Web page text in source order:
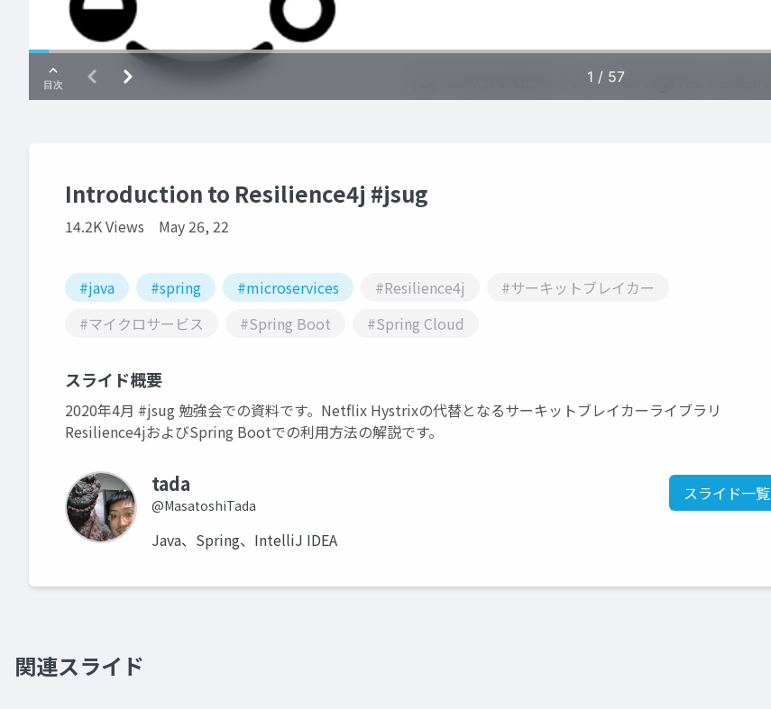
Introduction to Resilience4j #jsug
14.2K Views May 26, 22
#java #spring #microservices #Resilience4j
#サーキットブレイカー
#マイクロサービス
#Spring Boot #Spring Cloud
スライド概要
2020年4月 #jsug 勉強会での資料です。Netflix Hystrixの代替となるサーキットブレイカーライブラリ
Resilience4jおよびSpring Bootでの利用方法の解説です。
tada
@MasatoshiTada
スライド一覧
Java、Spring、IntelliJ IDEA
関連スライド